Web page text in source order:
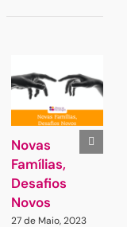
Novas
Famílias,
Desafios
Novos
27 de Maio, 2023